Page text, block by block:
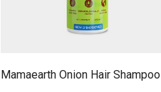
Mamaearth Onion Hair Shampoo